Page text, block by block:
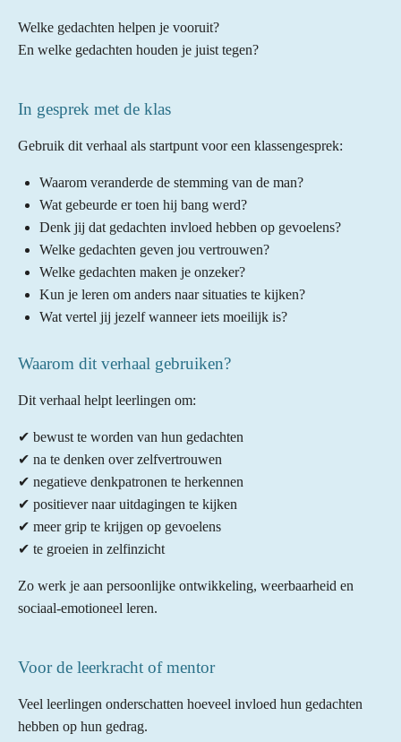
Welke gedachten helpen je vooruit?
En welke gedachten houden je juist tegen?
In gesprek met de klas
Gebruik dit verhaal als startpunt voor een klassengesprek:
Waarom veranderde de stemming van de man?
Wat gebeurde er toen hij bang werd?
Denk jij dat gedachten invloed hebben op gevoelens?
Welke gedachten geven jou vertrouwen?
Welke gedachten maken je onzeker?
Kun je leren om anders naar situaties te kijken?
Wat vertel jij jezelf wanneer iets moeilijk is?
Waarom dit verhaal gebruiken?
Dit verhaal helpt leerlingen om:
✔ bewust te worden van hun gedachten
✔ na te denken over zelfvertrouwen
✔ negatieve denkpatronen te herkennen
✔ positiever naar uitdagingen te kijken
✔ meer grip te krijgen op gevoelens
✔ te groeien in zelfinzicht
Zo werk je aan persoonlijke ontwikkeling, weerbaarheid en
sociaal-emotioneel leren.
Voor de leerkracht of mentor
Veel leerlingen onderschatten hoeveel invloed hun gedachten
hebben op hun gedrag.